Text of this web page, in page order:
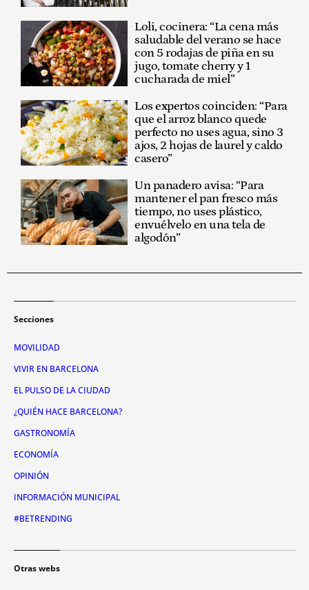
Loli, cocinera: “La cena más
saludable del verano se hace
con 5 rodajas de piña en su
jugo, tomate cherry y 1
cucharada de miel”
Los expertos coinciden: “Para
que el arroz blanco quede
perfecto no uses agua, sino 3
ajos, 2 hojas de laurel y caldo
casero”
Un panadero avisa: “Para
mantener el pan fresco más
tiempo, no uses plástico,
envuélvelo en una tela de
algodón”
Secciones
MOVILIDAD
VIVIR EN BARCELONA
EL PULSO DE LA CIUDAD
¿QUIÉN HACE BARCELONA?
GASTRONOMÍA
ECONOMÍA
OPINIÓN
INFORMACIÓN MUNICIPAL
#BETRENDING
Otras webs